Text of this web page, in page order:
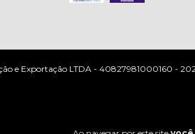
e Exportação LTDA - 40827981000160 -